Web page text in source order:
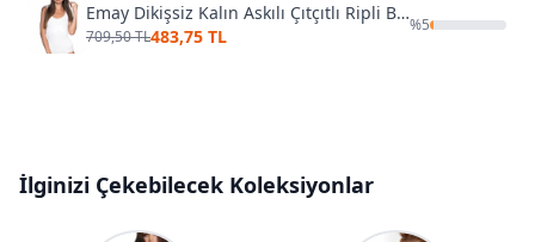
Emay Dikişsiz Kalın Askılı Çıtçıtlı Ripli Body 1924
709,50 TL483,75 TL
%5
İlginizi Çekebilecek Koleksiyonlar